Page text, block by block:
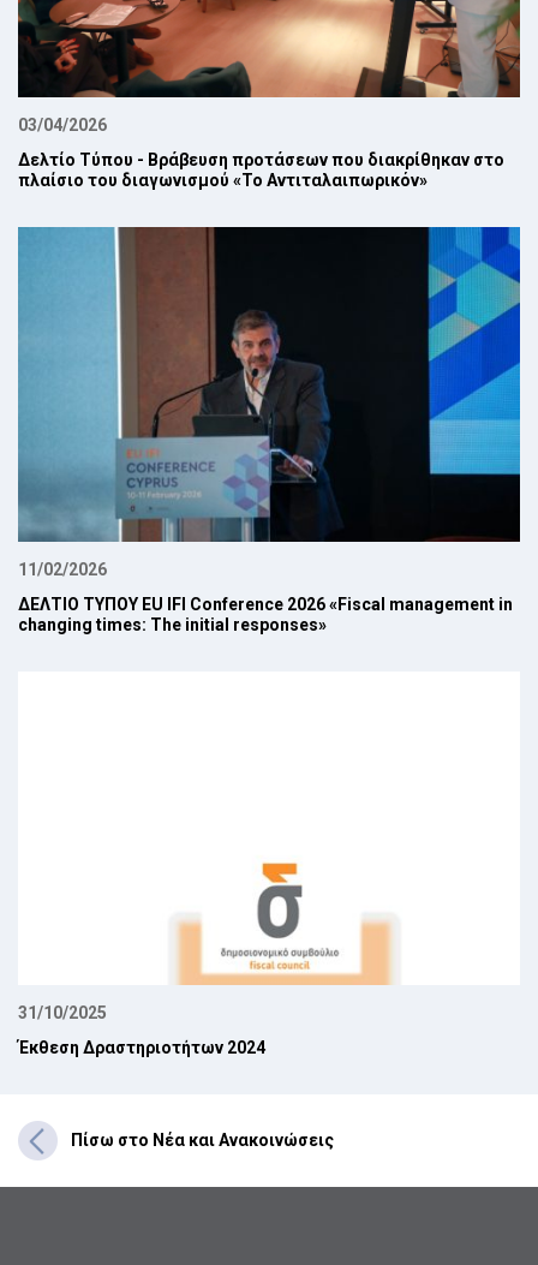
03/04/2026
Δελτίο Τύπου - Βράβευση προτάσεων που διακρίθηκαν στο
πλαίσιο του διαγωνισμού «Το Αντιταλαιπωρικόν»
11/02/2026
ΔΕΛΤΙΟ ΤΥΠΟΥ EU IFI Conference 2026 «Fiscal management in
changing times: The initial responses»
31/10/2025
Έκθεση Δραστηριοτήτων 2024
Πίσω στο Νέα και Ανακοινώσεις